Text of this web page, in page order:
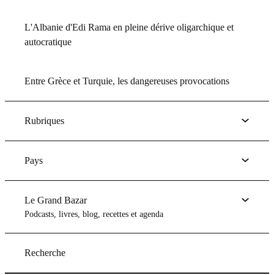
L'Albanie d'Edi Rama en pleine dérive oligarchique et
autocratique
Entre Grèce et Turquie, les dangereuses provocations
Rubriques
Pays
Le Grand Bazar
Podcasts, livres, blog, recettes et agenda
Recherche